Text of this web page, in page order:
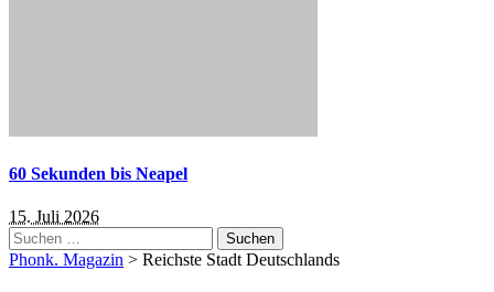
60 Sekunden bis Neapel
15. Juli 2026
Suchen
nach:
Phonk. Magazin > Reichste Stadt Deutschlands